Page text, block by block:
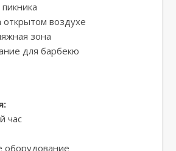
воздухе
зона
для барбекю
час
оборудование